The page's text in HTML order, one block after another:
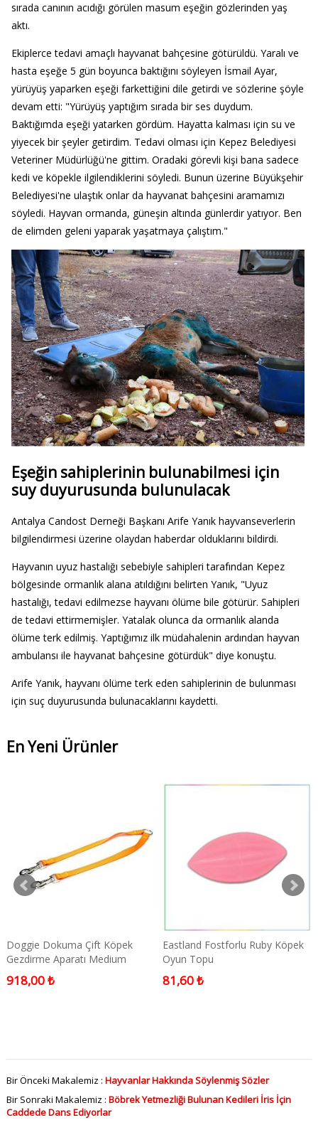
sırada canının acıdığı görülen masum eşeğin gözlerinden yaş
aktı.
Ekiplerce tedavi amaçlı hayvanat bahçesine götürüldü. Yaralı ve
hasta eşeğe 5 gün boyunca baktığını söyleyen İsmail Ayar,
yürüyüş yaparken eşeği farkettiğini dile getirdi ve sözlerine şöyle
devam etti: "Yürüyüş yaptığım sırada bir ses duydum.
Baktığımda eşeği yatarken gördüm. Hayatta kalması için su ve
yiyecek bir şeyler getirdim. Tedavi olması için Kepez Belediyesi
Veteriner Müdürlüğü'ne gittim. Oradaki görevli kişi bana sadece
kedi ve köpekle ilgilendiklerini söyledi. Bunun üzerine Büyükşehir
Belediyesi'ne ulaştık onlar da hayvanat bahçesini aramamızı
söyledi. Hayvan ormanda, güneşin altında günlerdir yatıyor. Ben
de elimden geleni yaparak yaşatmaya çalıştım."
Eşeğin sahiplerinin bulunabilmesi için
suy duyurusunda bulunulacak
Antalya Candost Derneği Başkanı Arife Yanık hayvanseverlerin
bilgilendirmesi üzerine olaydan haberdar olduklarını bildirdi.
Hayvanın uyuz hastalığı sebebiyle sahipleri tarafından Kepez
bölgesinde ormanlık alana atıldığını belirten Yanık, "Uyuz
hastalığı, tedavi edilmezse hayvanı ölüme bile götürür. Sahipleri
de tedavi ettirmemişler. Yatalak olunca da ormanlık alanda
ölüme terk edilmiş. Yaptığımız ilk müdahalenin ardından hayvan
ambulansı ile hayvanat bahçesine götürdük" diye konuştu.
Arife Yanık, hayvanı ölüme terk eden sahiplerinin de bulunması
için suç duyurusunda bulunacaklarını kaydetti.
En Yeni Ürünler
Doggie Dokuma Çift Köpek
Gezdirme Aparatı Medium
Turuncu 2x60-60 Cm
918,00 ₺
Eastland Fostforlu Ruby Köpek
Oyun Topu
81,60 ₺
Bir Önceki Makalemiz : Hayvanlar Hakkında Söylenmiş Sözler
Bir Sonraki Makalemiz : Böbrek Yetmezliği Bulunan Kedileri İris İçin
Caddede Dans Ediyorlar